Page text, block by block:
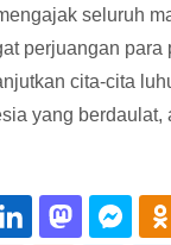
seluruh
perjuangan para
cita-cita
yang berdaulat,